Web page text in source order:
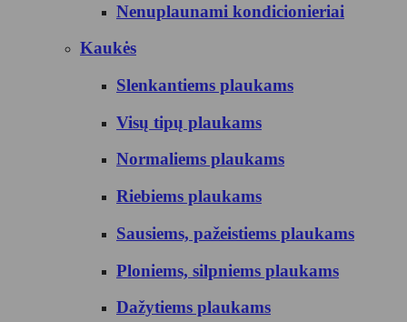
Nenuplaunami kondicionieriai
Kaukės
Slenkantiems plaukams
Visų tipų plaukams
Normaliems plaukams
Riebiems plaukams
Sausiems, pažeistiems plaukams
Ploniems, silpniems plaukams
Dažytiems plaukams